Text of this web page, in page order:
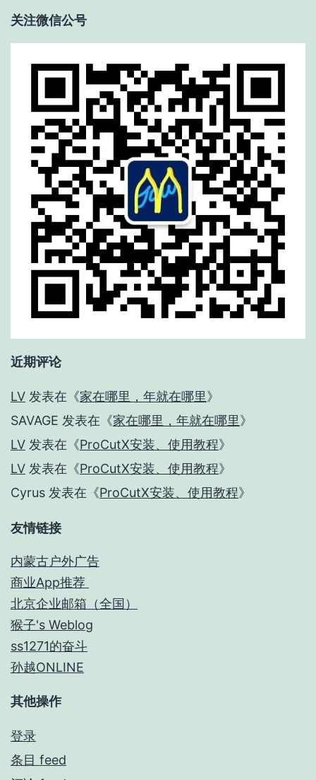
关注微信公号
近期评论
LV 发表在《家在哪里，年就在哪里》
SAVAGE 发表在《家在哪里，年就在哪里》
LV 发表在《ProCutX安装、使用教程》
LV 发表在《ProCutX安装、使用教程》
Cyrus 发表在《ProCutX安装、使用教程》
友情链接
内蒙古户外广告
商业App推荐
北京企业邮箱（全国）
猴子's Weblog
ss1271的奋斗
孙越ONLINE
其他操作
登录
条目 feed